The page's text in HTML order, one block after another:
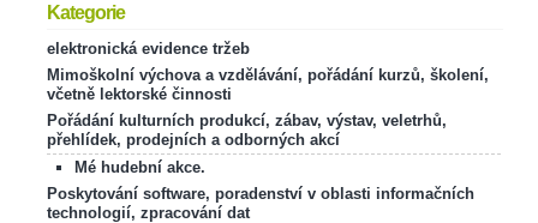
Kategorie
elektronická evidence tržeb
Mimoškolní výchova a vzdělávání, pořádání kurzů, školení,
včetně lektorské činnosti
Pořádání kulturních produkcí, zábav, výstav, veletrhů,
přehlídek, prodejních a odborných akcí
Mé hudební akce.
Poskytování software, poradenství v oblasti informačních
technologií, zpracování dat